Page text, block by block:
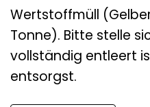
Wertstoffmüll
Tonne). Bitte stelle
vollständig entleert
entsorgst.